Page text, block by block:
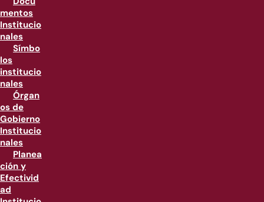
mentos
Institucio
nales
Símbo
los
institucio
nales
Órgan
os de
Gobierno
Institucio
nales
Planea
ción y
Efectivid
ad